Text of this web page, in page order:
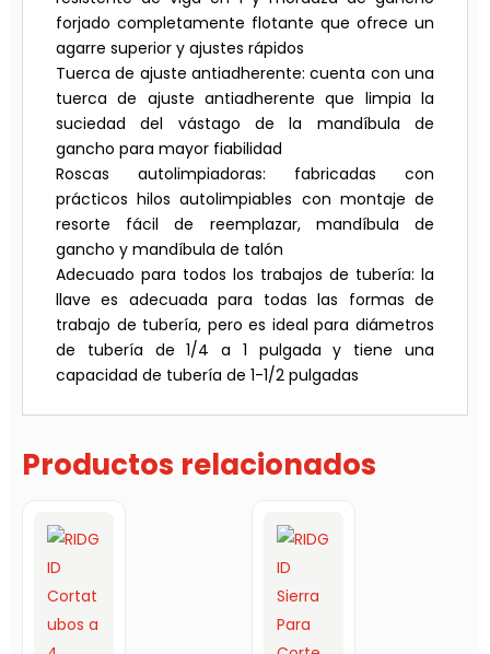
forjado completamente flotante que ofrece un
agarre superior y ajustes rápidos
Tuerca de ajuste antiadherente: cuenta con una
tuerca de ajuste antiadherente que limpia la
suciedad del vástago de la mandíbula de
gancho para mayor fiabilidad
Roscas autolimpiadoras: fabricadas con
prácticos hilos autolimpiables con montaje de
resorte fácil de reemplazar, mandíbula de
gancho y mandíbula de talón
Adecuado para todos los trabajos de tubería: la
llave es adecuada para todas las formas de
trabajo de tubería, pero es ideal para diámetros
de tubería de 1/4 a 1 pulgada y tiene una
capacidad de tubería de 1-1/2 pulgadas
Productos relacionados